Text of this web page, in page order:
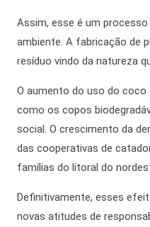
Assim, esse é um
ambiente. A fabricação de
resíduo vindo da natureza
O aumento do uso do
como os copos
social. O crescimento da
das cooperativas de
famílias do litoral do
Definitivamente, esses
novas atitudes de